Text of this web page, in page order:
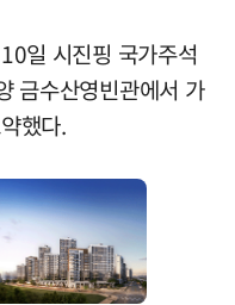
일 시진핑 국가주석
금수산영빈관에서 가
했다.